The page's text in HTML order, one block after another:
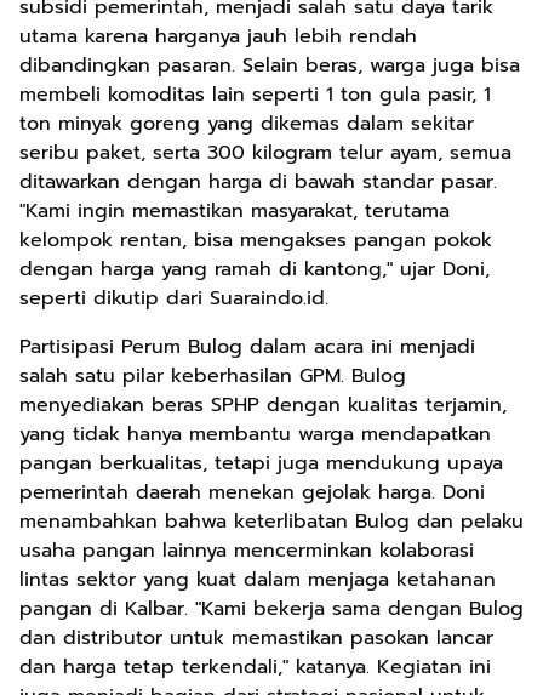
subsidi pemerintah, menjadi salah satu daya tarik
utama karena harganya jauh lebih rendah
dibandingkan pasaran. Selain beras, warga juga bisa
membeli komoditas lain seperti 1 ton gula pasir, 1
ton minyak goreng yang dikemas dalam sekitar
seribu paket, serta 300 kilogram telur ayam, semua
ditawarkan dengan harga di bawah standar pasar.
"Kami ingin memastikan masyarakat, terutama
kelompok rentan, bisa mengakses pangan pokok
dengan harga yang ramah di kantong," ujar Doni,
seperti dikutip dari Suaraindo.id.
Partisipasi Perum Bulog dalam acara ini menjadi
salah satu pilar keberhasilan GPM. Bulog
menyediakan beras SPHP dengan kualitas terjamin,
yang tidak hanya membantu warga mendapatkan
pangan berkualitas, tetapi juga mendukung upaya
pemerintah daerah menekan gejolak harga. Doni
menambahkan bahwa keterlibatan Bulog dan pelaku
usaha pangan lainnya mencerminkan kolaborasi
lintas sektor yang kuat dalam menjaga ketahanan
pangan di Kalbar. "Kami bekerja sama dengan Bulog
dan distributor untuk memastikan pasokan lancar
dan harga tetap terkendali," katanya. Kegiatan ini